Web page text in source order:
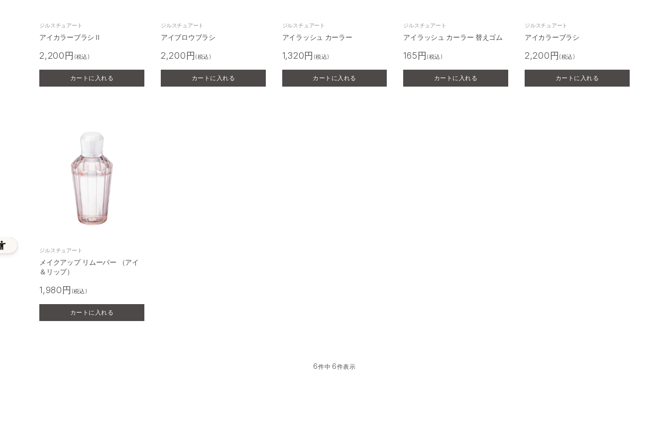
ジルスチュアート
アイカラーブラシⅡ
2,200円 (税込)
カートに入れる
ジルスチュアート
アイブロウブラシ
2,200円 (税込)
カートに入れる
ジルスチュアート
アイラッシュ カーラー
1,320円 (税込)
カートに入れる
ジルスチュアート
アイラッシュ カーラー 替えゴム
165円 (税込)
カートに入れる
ジルスチュアート
アイカラーブラシ
2,200円 (税込)
カートに入れる
ジルスチュアート
メイクアップ リムーバー （アイ
＆リップ）
1,980円 (税込)
カートに入れる
6件中 6件表示